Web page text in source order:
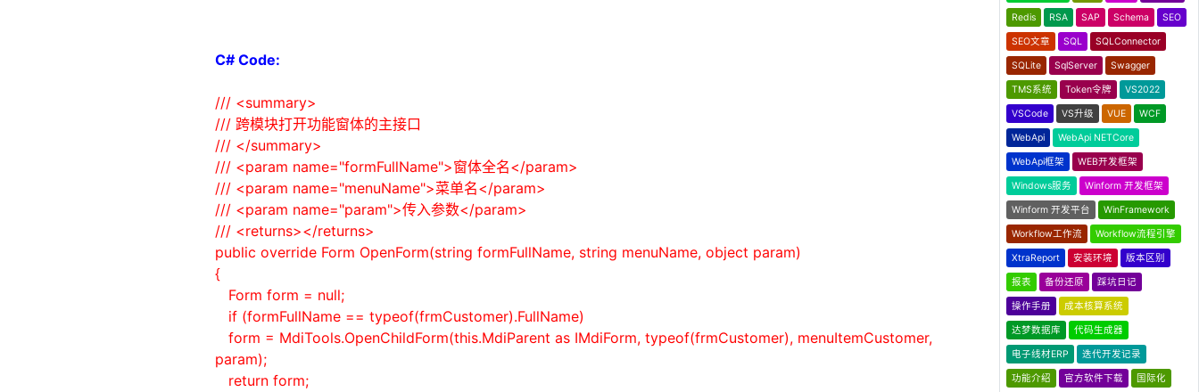
C# Code:
/// <summary>
/// 跨模块打开功能窗体的主接口
/// </summary>
/// <param name="formFullName">窗体全名</param>
/// <param name="menuName">菜单名</param>
/// <param name="param">传入参数</param>
/// <returns></returns>
public override Form OpenForm(string formFullName, string menuName, object param)
{
Form form = null;
if (formFullName == typeof(frmCustomer).FullName)
form = MdiTools.OpenChildForm(this.MdiParent as IMdiForm, typeof(frmCustomer), menuItemCustomer,
param);
return form;
Redis RSA SAP Schema SEO
SEO文章 SQL SQLConnector
SQLite SqlServer Swagger
TMS系统 Token令牌 VS2022
VSCode VS升级 VUE WCF
WebApi WebApi NETCore
WebApi框架 WEB开发框架
Windows服务 Winform 开发框架
Winform 开发平台 WinFramework
Workflow工作流 Workflow流程引擎
XtraReport 安装环境 版本区别
报表 备份还原 踩坑日记
操作手册 成本核算系统
达梦数据库 代码生成器
电子线材ERP 迭代开发记录
功能介绍 官方软件下载 国际化